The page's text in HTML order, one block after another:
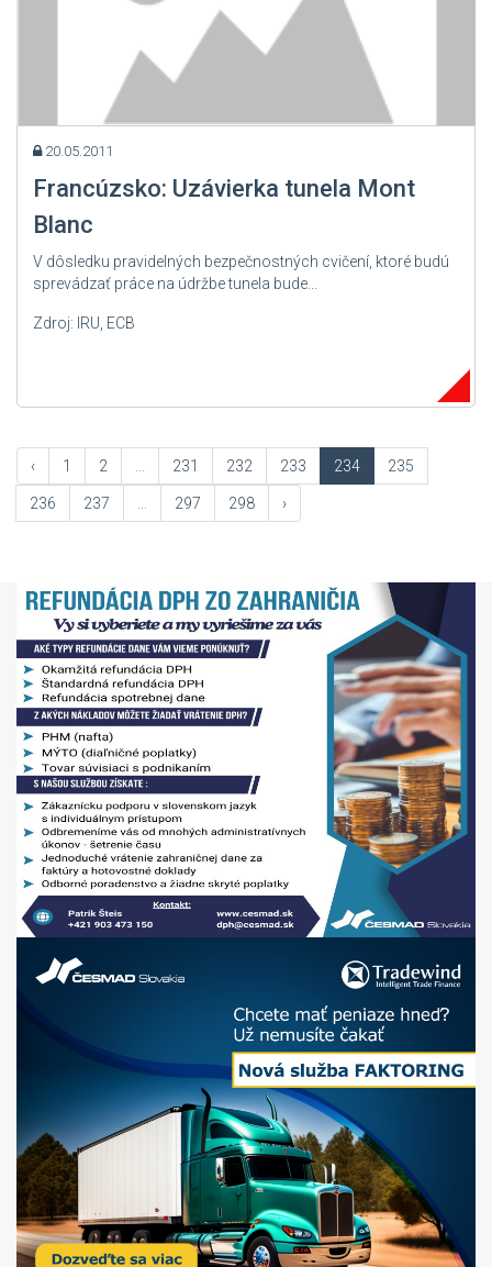
20.05.2011
Francúzsko: Uzávierka tunela Mont
Blanc
V dôsledku pravidelných bezpečnostných cvičení, ktoré budú
sprevádzať práce na údržbe tunela bude...
Zdroj: IRU, ECB
‹ 1 2 231 232 233 234 235
236 237 297 298 ›